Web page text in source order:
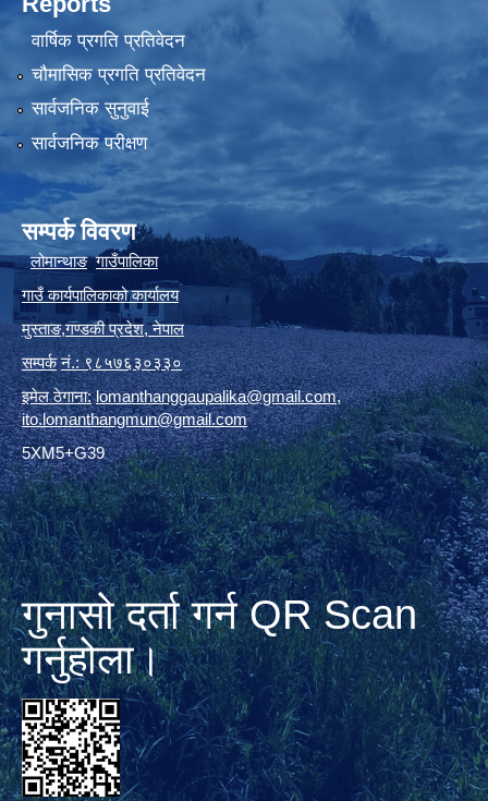
वार्षिक प्रगति प्रतिवेदन
चौमासिक प्रगति प्रतिवेदन
सार्वजनिक सुनुवाई
सार्वजनिक परीक्षण
सम्पर्क विवरण
लोमान्थाङ गाउँपालिका
गाउँ कार्यपालिकाको कार्यालय
मुस्ताङ,गण्डकी प्रदेश,नेपाल
सम्पर्क नं.: ९८५७६३०३३०
इमेल ठेगाना: lomanthanggaupalika@gmail.com,
ito.lomanthangmun@gmail.com
5XM5+G39
गुनासो दर्ता गर्न QR Scan
गर्नुहोला।